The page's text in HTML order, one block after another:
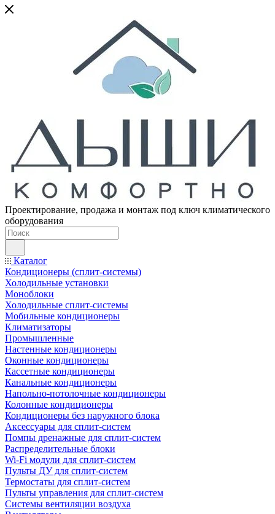
Проектирование, продажа и монтаж под ключ климатического
оборудования
Каталог
Кондиционеры (сплит-системы)
Холодильные установки
Моноблоки
Холодильные сплит-системы
Мобильные кондиционеры
Климатизаторы
Промышленные
Настенные кондиционеры
Оконные кондиционеры
Кассетные кондиционеры
Канальные кондиционеры
Напольно-потолочные кондиционеры
Колонные кондиционеры
Кондиционеры без наружного блока
Аксессуары для сплит-систем
Помпы дренажные для сплит-систем
Распределительные блоки
Wi-Fi модули для сплит-систем
Пульты ДУ для сплит-систем
Термостаты для сплит-систем
Пульты управления для сплит-систем
Системы вентиляции воздуха